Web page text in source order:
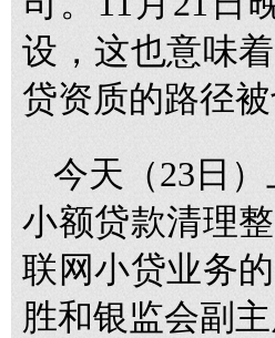
设，这也意味
贷资质的路径被
今天（23日
小额贷款清理
联网小贷业务
胜和银监会副